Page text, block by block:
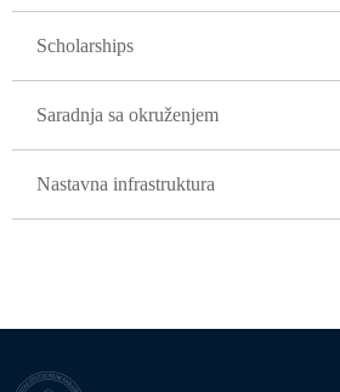
Scholarships
Saradnja sa okruženjem
Nastavna infrastruktura